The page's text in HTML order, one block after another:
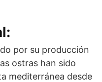
por su producción
ostras han sido
mediterránea desde